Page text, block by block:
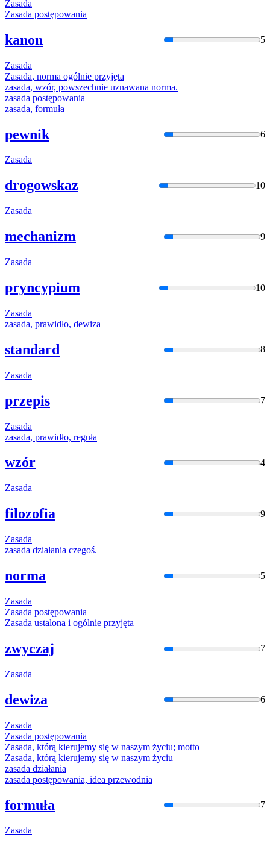
Zasada
Zasada postępowania
kanon 5
Zasada
Zasada, norma ogólnie przyjęta
zasada, wzór, powszechnie uznawana norma.
zasada postępowania
zasada, formuła
pewnik 6
Zasada
drogowskaz 10
Zasada
mechanizm 9
Zasada
pryncypium 10
Zasada
zasada, prawidło, dewiza
standard 8
Zasada
przepis 7
Zasada
zasada, prawidło, reguła
wzór 4
Zasada
filozofia 9
Zasada
zasada działania czegoś.
norma 5
Zasada
Zasada postępowania
Zasada ustalona i ogólnie przyjęta
zwyczaj 7
Zasada
dewiza 6
Zasada
Zasada postępowania
Zasada, którą kierujemy się w naszym życiu; motto
Zasada, którą kierujemy się w naszym życiu
zasada działania
zasada postępowania, idea przewodnia
formuła 7
Zasada